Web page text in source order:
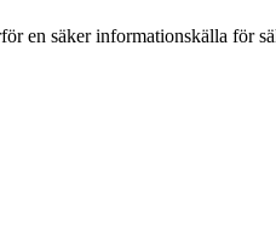
en säker informationskälla för